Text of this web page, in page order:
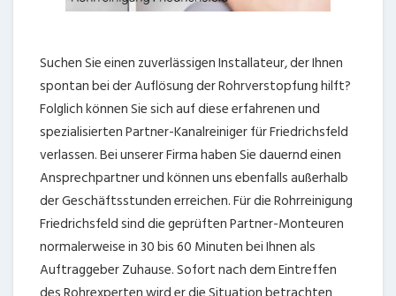
Suchen Sie einen zuverlässigen Installateur, der Ihnen
spontan bei der Auflösung der Rohrverstopfung hilft?
Folglich können Sie sich auf diese erfahrenen und
spezialisierten Partner-Kanalreiniger für Friedrichsfeld
verlassen. Bei unserer Firma haben Sie dauernd einen
Ansprechpartner und können uns ebenfalls außerhalb
der Geschäftsstunden erreichen. Für die Rohrreinigung
Friedrichsfeld sind die geprüften Partner-Monteuren
normalerweise in 30 bis 60 Minuten bei Ihnen als
Auftraggeber Zuhause. Sofort nach dem Eintreffen